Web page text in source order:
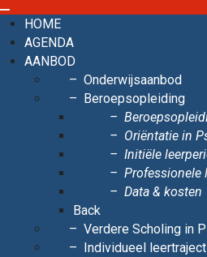
HOME
AGENDA
AANBOD
Onderwijsaanbod
Beroepsopleiding
Oriëntatie in
Initiële
Professionele
Data & kosten
Back
Verdere Scholing in
Individueel leertraject